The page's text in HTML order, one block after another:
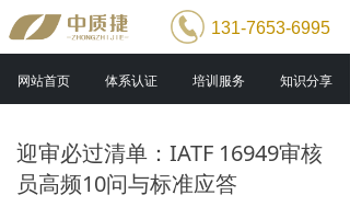
131-7653-6995
网站首页 体系认证 培训服务 知识分享
迎审必过清单：IATF 16949审核
员高频10问与标准应答